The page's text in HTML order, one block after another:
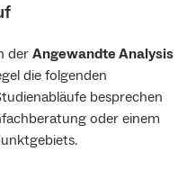
der Angewandte Analysis
die folgenden
besprechen
oder einem